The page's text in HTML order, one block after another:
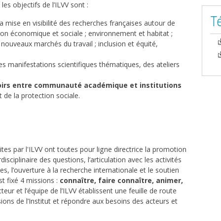
objectifs de l’ILVV sont :
mise en visibilité des recherches françaises autour de
économique et sociale ; environnement et habitat ;
marchés du travail ; inclusion et équité,
manifestations scientifiques thématiques, des ateliers
entre communauté académique et institutions
de la protection sociale.
par l'ILVV ont toutes pour ligne directrice la promotion
des questions, l’articulation avec les activités
l’ouverture à la recherche internationale et le soutien
fixé 4 missions : connaître, faire connaître, animer,
et l’équipe de l’ILVV établissent une feuille de route
de l’Institut et répondre aux besoins des acteurs et